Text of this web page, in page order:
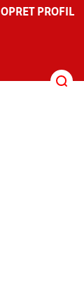
OPRET PROFIL